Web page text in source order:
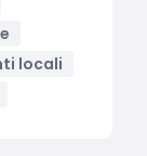
locali